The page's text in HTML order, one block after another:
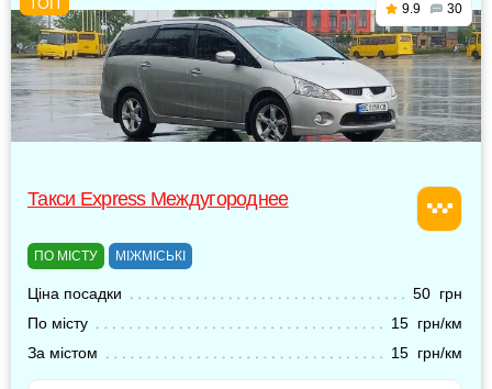
9.9 30
Такси Express Междугороднее
ПО МІСТУ МІЖМІСЬКІ
Ціна посадки
50 грн
По місту
15 грн/км
За містом
15 грн/км